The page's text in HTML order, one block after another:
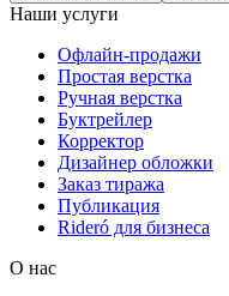
Наши услуги
Офлайн-продажи
Простая верстка
Ручная верстка
Буктрейлер
Корректор
Дизайнер обложки
Заказ тиража
Публикация
Rideró для бизнеса
О нас